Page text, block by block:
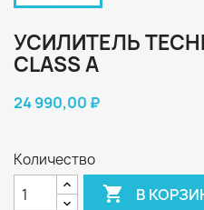
УСИЛИТЕЛЬ
CLASS A
24 990,00 ₽
Количество
 В